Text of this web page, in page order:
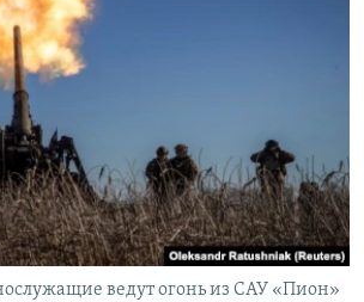
ведут огонь из САУ «Пион»